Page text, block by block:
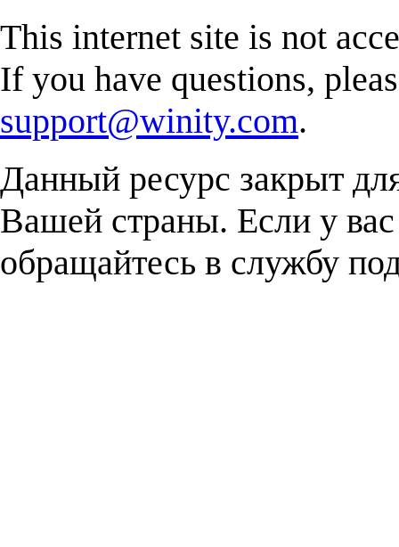
This internet site is not
If you have questions,
support@winity.com.
Данный ресурс закрыт
Вашей страны. Если у
обращайтесь в службу